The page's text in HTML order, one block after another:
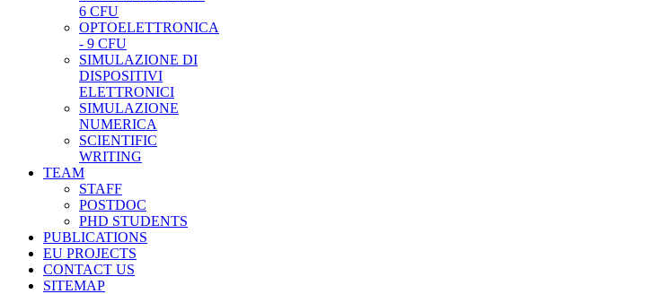
6 CFU
OPTOELETTRONICA
- 9 CFU
SIMULAZIONE DI
DISPOSITIVI
ELETTRONICI
SIMULAZIONE
NUMERICA
SCIENTIFIC
WRITING
TEAM
STAFF
POSTDOC
PHD STUDENTS
PUBLICATIONS
EU PROJECTS
CONTACT US
SITEMAP